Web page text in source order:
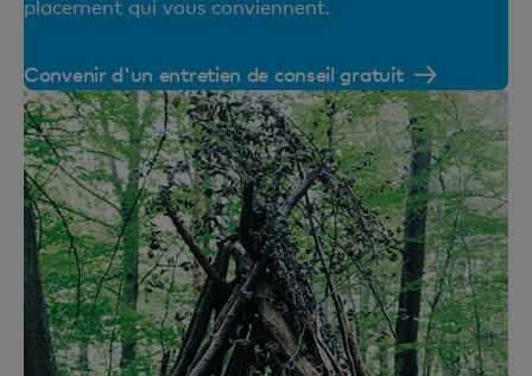
placement qui vous conviennent.
Convenir d'un entretien de conseil gratuit